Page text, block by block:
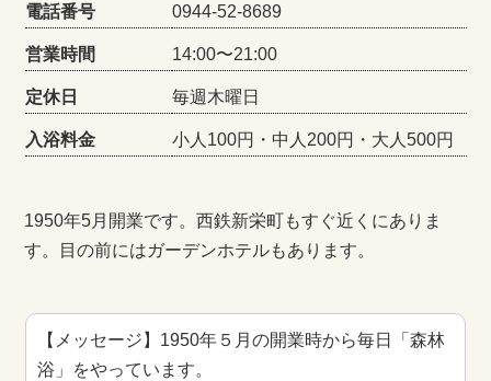
電話番号 0944-52-8689
営業時間 14:00〜21:00
定休日 毎週木曜日
入浴料金 小人100円・中人200円・大人500円
1950年5月開業です。西鉄新栄町もすぐ近くにありま
す。目の前にはガーデンホテルもあります。
【メッセージ】1950年５月の開業時から毎日「森林
浴」をやっています。